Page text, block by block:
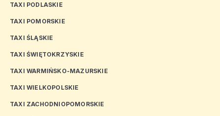
TAXI PODLASKIE
TAXI POMORSKIE
TAXI ŚLĄSKIE
TAXI ŚWIĘTOKRZYSKIE
TAXI WARMIŃSKO-MAZURSKIE
TAXI WIELKOPOLSKIE
TAXI ZACHODNIOPOMORSKIE